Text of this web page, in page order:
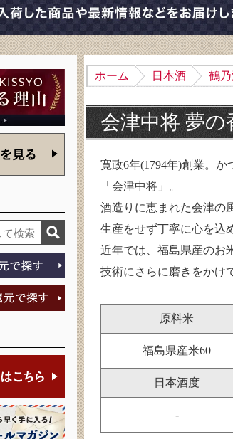
ホーム 日本酒 鶴
会津中将 夢の
寛政6年(1794年)創業。
「会津中将」。
酒造りに恵まれた会津の
生産をせず丁寧に心を込
近年では、福島県産のお
技術にさらに磨きをかけ
原料米
福島県産米60
日本酒度
-